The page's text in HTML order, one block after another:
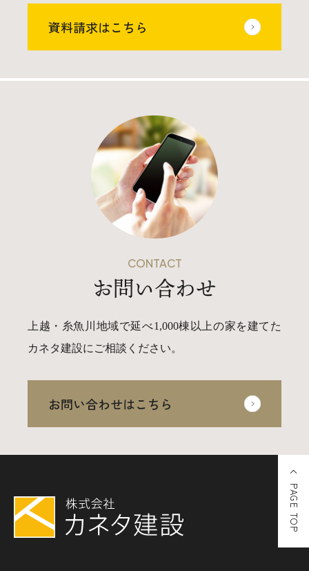
資料請求はこちら
CONTACT
お問い合わせ
上越・糸魚川地域で延べ1,000棟以上の家を建てた
カネタ建設にご相談ください。
お問い合わせはこちら
PAGE TOP